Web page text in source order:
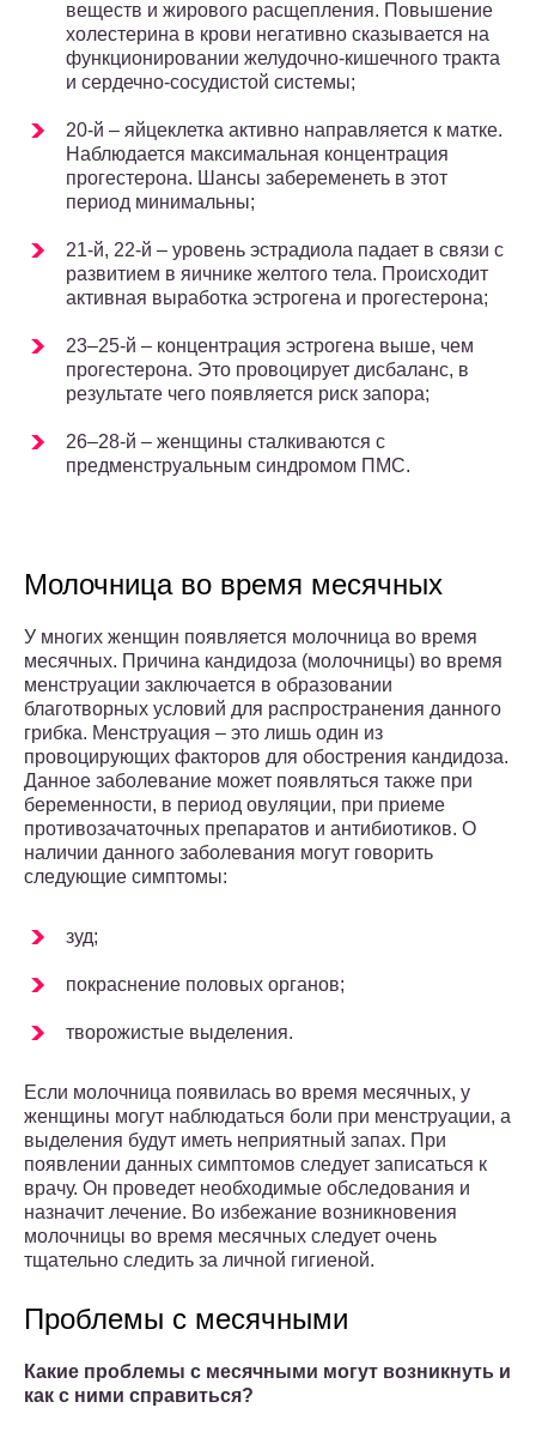
веществ и жирового расщепления. Повышение
холестерина в крови негативно сказывается на
функционировании желудочно-кишечного тракта
и сердечно-сосудистой системы;
20-й – яйцеклетка активно направляется к матке.
Наблюдается максимальная концентрация
прогестерона. Шансы забеременеть в этот
период минимальны;
21-й, 22-й – уровень эстрадиола падает в связи с
развитием в яичнике желтого тела. Происходит
активная выработка эстрогена и прогестерона;
23–25-й – концентрация эстрогена выше, чем
прогестерона. Это провоцирует дисбаланс, в
результате чего появляется риск запора;
26–28-й – женщины сталкиваются с
предменструальным синдромом ПМС.
Молочница во время месячных
У многих женщин появляется молочница во время
месячных. Причина кандидоза (молочницы) во время
менструации заключается в образовании
благотворных условий для распространения данного
грибка. Менструация – это лишь один из
провоцирующих факторов для обострения кандидоза.
Данное заболевание может появляться также при
беременности, в период овуляции, при приеме
противозачаточных препаратов и антибиотиков. О
наличии данного заболевания могут говорить
следующие симптомы:
зуд;
покраснение половых органов;
творожистые выделения.
Если молочница появилась во время месячных, у
женщины могут наблюдаться боли при менструации, а
выделения будут иметь неприятный запах. При
появлении данных симптомов следует записаться к
врачу. Он проведет необходимые обследования и
назначит лечение. Во избежание возникновения
молочницы во время месячных следует очень
тщательно следить за личной гигиеной.
Проблемы с месячными
Какие проблемы с месячными могут возникнуть и
как с ними справиться?